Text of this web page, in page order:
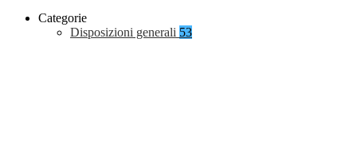
Categorie
Disposizioni generali 53